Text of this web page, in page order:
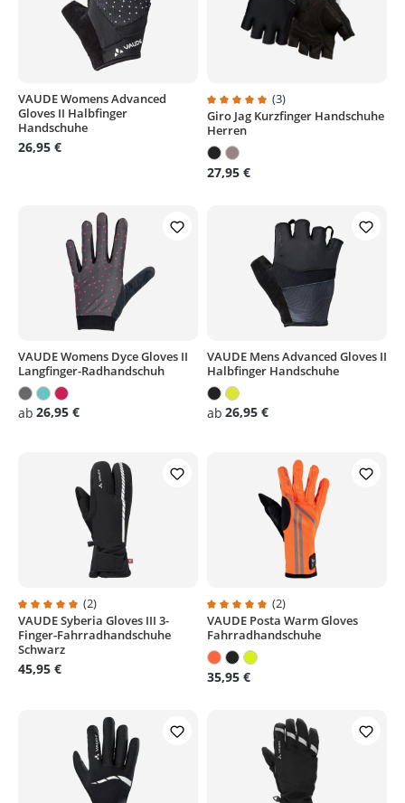
VAUDE Womens Advanced
Gloves II Halbfinger
Handschuhe
26,95 €
Durchschnittliche Bewertung
(3)
Giro Jag Kurzfinger Handschuhe
Herren
27,95 €
VAUDE Womens Dyce Gloves II
Langfinger-Radhandschuh
ab 26,95 €
VAUDE Mens Advanced Gloves II
Halbfinger Handschuhe
ab 26,95 €
Durchschnittliche Bewertung von 5 von 5 Sternen
(2)
VAUDE Syberia Gloves III 3-
Finger-Fahrradhandschuhe
Schwarz
45,95 €
Durchschnittliche Bewertung
(2)
VAUDE Posta Warm Gloves
Fahrradhandschuhe
35,95 €